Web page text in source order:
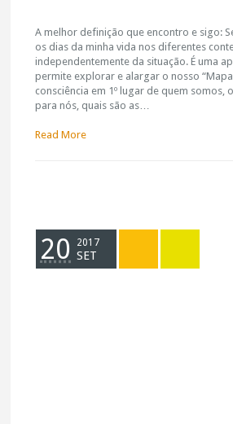
A melhor definição que encontro e sigo:
os dias da minha vida nos diferentes
independentemente da situação. É uma
permite explorar e alargar o nosso
consciência em 1º lugar de quem somos,
para nós, quais são as…
Read More
20 2017
SET